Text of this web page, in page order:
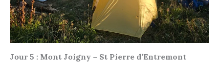
Jour 5 : Mont Joigny – St Pierre d’Entremont